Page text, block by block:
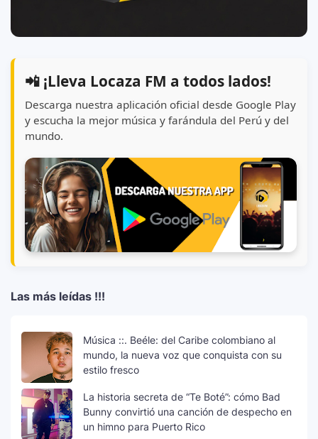
📲 ¡Lleva Locaza FM a todos lados!
Descarga nuestra aplicación oficial desde Google Play
y escucha la mejor música y farándula del Perú y del
mundo.
Las más leídas !!!
Música ::. Beéle: del Caribe colombiano al
mundo, la nueva voz que conquista con su
estilo fresco
La historia secreta de “Te Boté”: cómo Bad
Bunny convirtió una canción de despecho en
un himno para Puerto Rico